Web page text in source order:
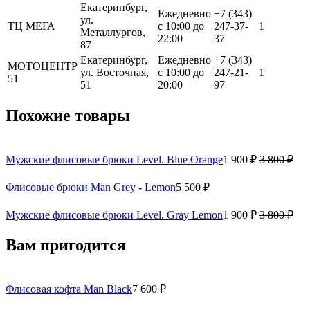
ТЦ МЕГА
Екатеринбург,
ул.
Металлургов,
87
Ежедневно
с 10:00 до
22:00
+7 (343)
247-37-
37
1
МОТОЦЕНТР
51
Екатеринбург,
ул. Восточная,
51
Ежедневно
с 10:00 до
20:00
+7 (343)
247-21-
97
1
Похожие товары
Мужские флисовые брюки Level. Blue Orange1 900 ₽ 3 800 ₽
Флисовые брюки Man Grey - Lemon5 500 ₽
Мужские флисовые брюки Level. Gray Lemon1 900 ₽ 3 800 ₽
Вам пригодится
Флисовая кофта Man Black7 600 ₽